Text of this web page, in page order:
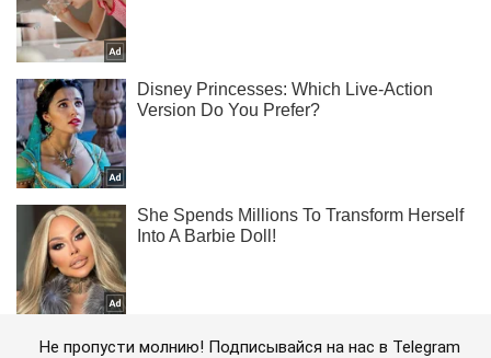
Не пропусти молнию! Подписывайся на нас в Telegram